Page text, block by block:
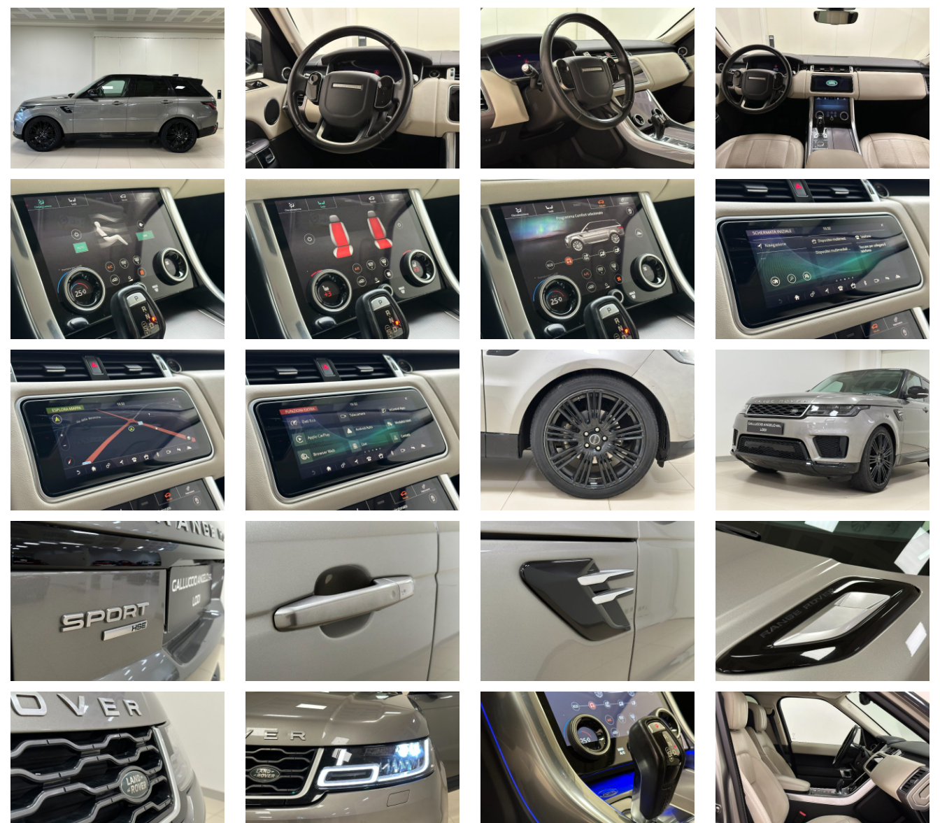
TOUCH SCREEN
NAVIGATORE
BLUETOOTH
APPLE CAR PLAY
SENSORI DI PARCHEGGIO A 360°
TELECAMERA DI PARCHEGGIO POSTERIORE
SOSPENSIONE PNEUMATICHE
E MOLTO ALTRO ANCORA...
LA LISTA DEGLI ACCESSORI PUO' VARIARE, CHIEDERE CONFERMA ALLA CONCESSIONARIA.
VI ASPETTIAMO IN CONCESSIONARIA